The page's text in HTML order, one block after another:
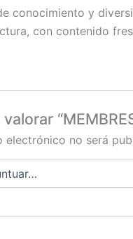
conocimiento y
con contenido
electrónico no será